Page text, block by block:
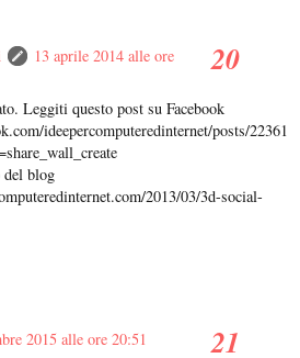
13 aprile 2014 alle ore
Leggiti questo post su Facebook
ideepercomputeredinternet/posts/22361
del blog
2013/03/3d-social-
2015 alle ore 20:51